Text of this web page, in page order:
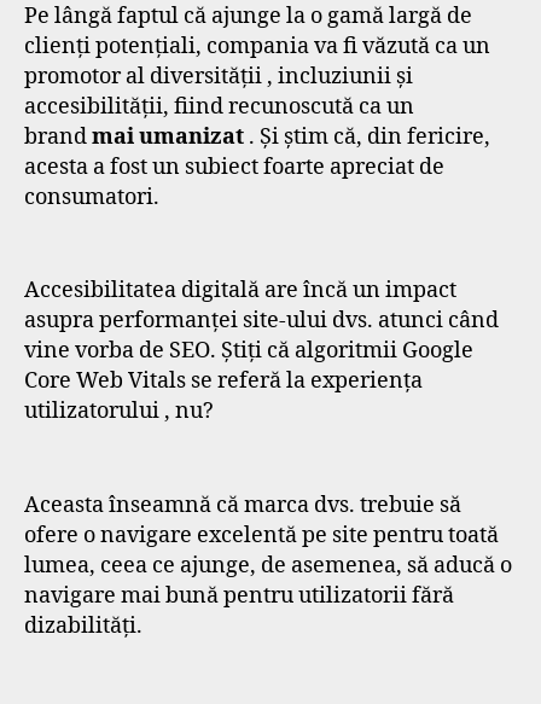
Pe lângă faptul că ajunge la o gamă largă de
clienți potențiali, compania va fi văzută ca un
promotor al diversității , incluziunii și
accesibilității, fiind recunoscută ca un
brandmai umanizat . Și știm că, din fericire,
acesta a fost un subiect foarte apreciat de
consumatori.
Accesibilitatea digitală are încă un impact
asupra performanței site-ului dvs. atunci când
vine vorba de SEO. Știți că algoritmii Google
Core Web Vitals se referă la experiența
utilizatorului , nu?
Aceasta înseamnă că marca dvs. trebuie să
ofere o navigare excelentă pe site pentru toată
lumea, ceea ce ajunge, de asemenea, să aducă o
navigare mai bună pentru utilizatorii fără
dizabilități.